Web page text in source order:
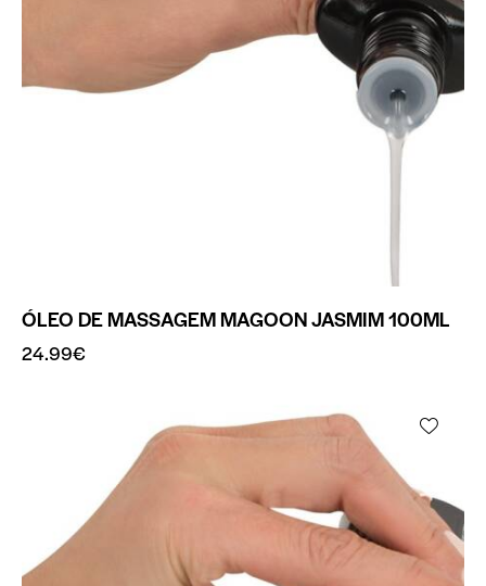
ÓLEO DE MASSAGEM MAGOON JASMIM 100ML
24.99€